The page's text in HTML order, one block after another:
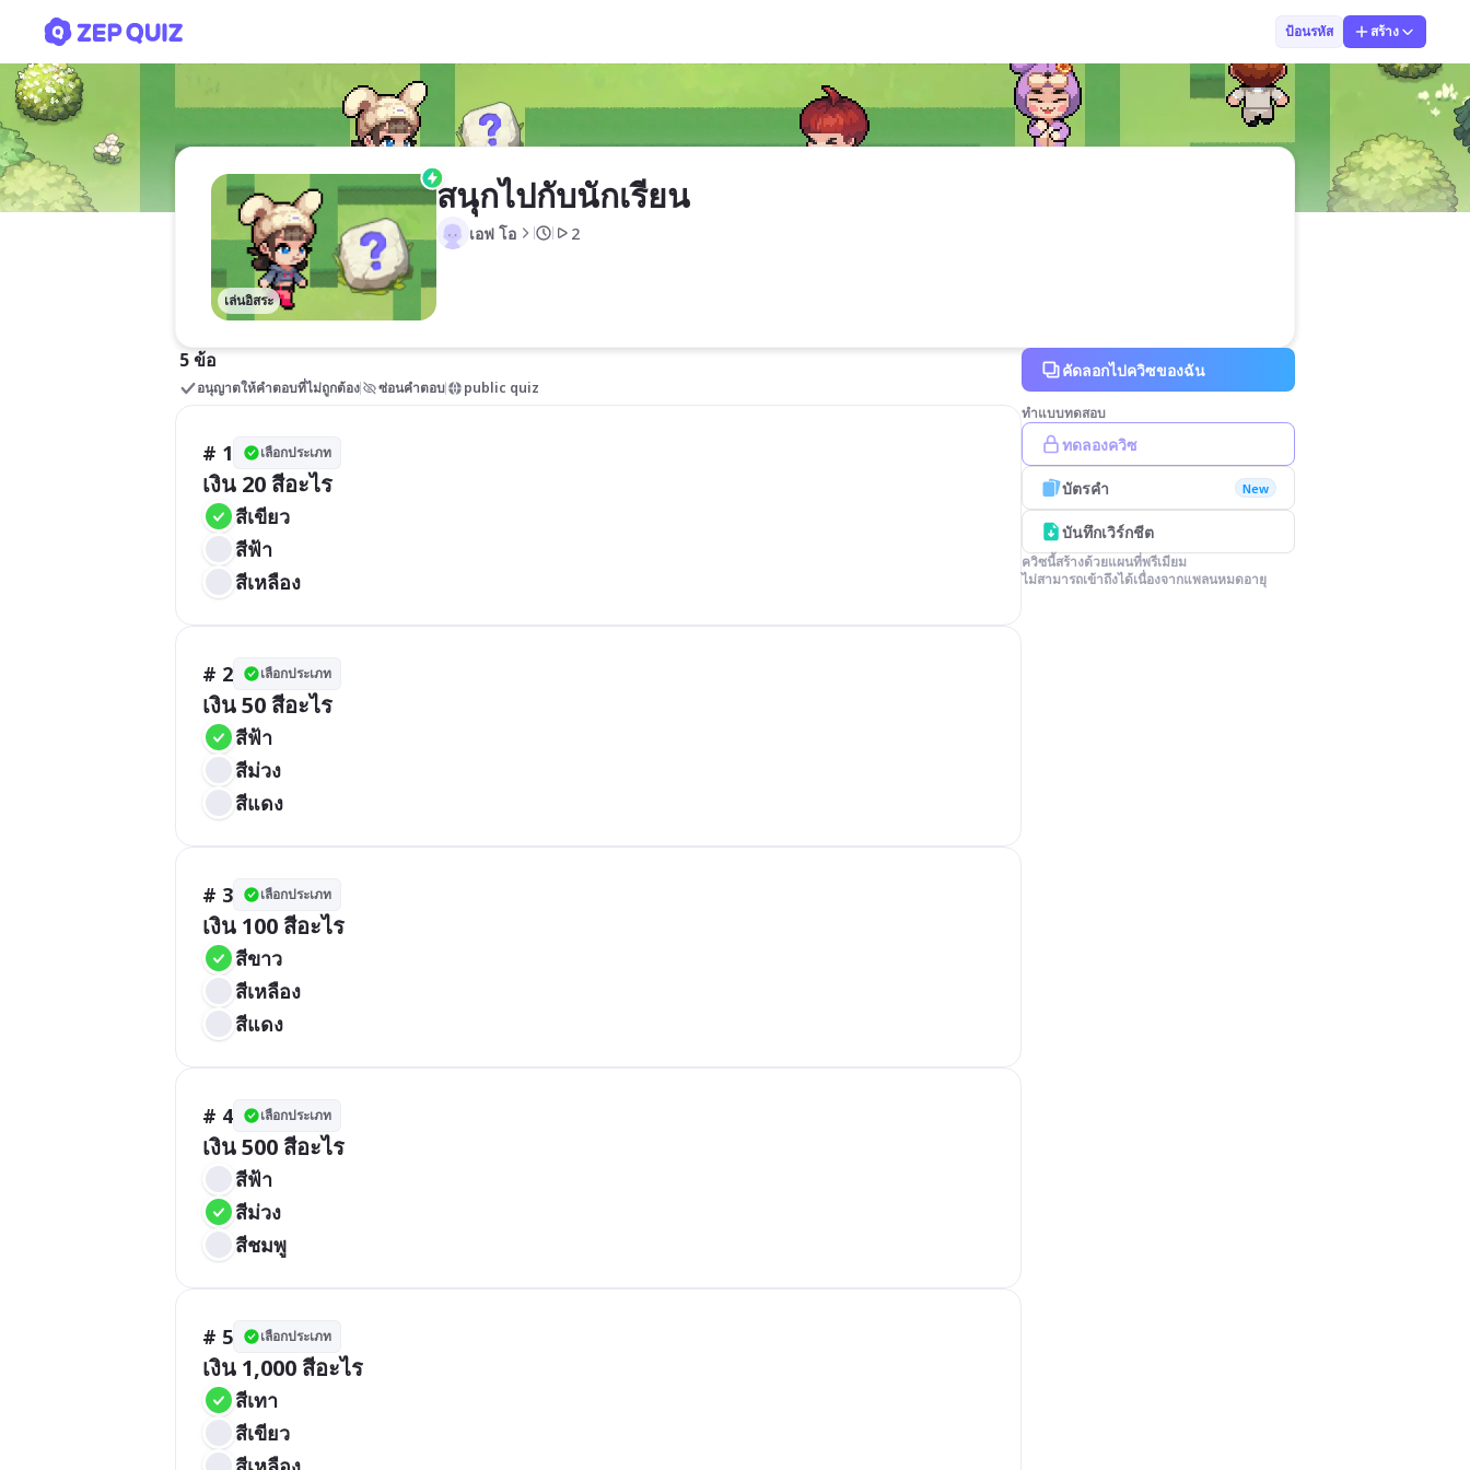
ป้อนรหัส สร้าง
เล่นอิสระ
สนุกไปกับนักเรียน
เอฟ โอ 2
5 ข้อ
อนุญาตให้คำตอบที่ไม่ถูกต้อง ซ่อนคำตอบ public quiz
# 1 เลือกประเภท
เงิน 20 สีอะไร
สีเขียว
สีฟ้า
สีเหลือง
# 2 เลือกประเภท
เงิน 50 สีอะไร
สีฟ้า
สีม่วง
สีแดง
# 3 เลือกประเภท
เงิน 100 สีอะไร
สีขาว
สีเหลือง
สีแดง
# 4 เลือกประเภท
เงิน 500 สีอะไร
สีฟ้า
สีม่วง
สีชมพู
# 5 เลือกประเภท
เงิน 1,000 สีอะไร
สีเทา
สีเขียว
คัดลอกไปควิซของฉัน
ทำแบบทดสอบ
ทดลองควิซ
บัตรคำ New
บันทึกเวิร์กชีต
ควิซนี้สร้างด้วยแผนที่พรีเมียม
ไม่สามารถเข้าถึงได้เนื่องจากแพลนหมดอายุ